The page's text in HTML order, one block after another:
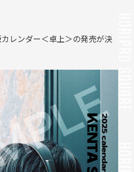
レンダー＜卓上＞の発売が決